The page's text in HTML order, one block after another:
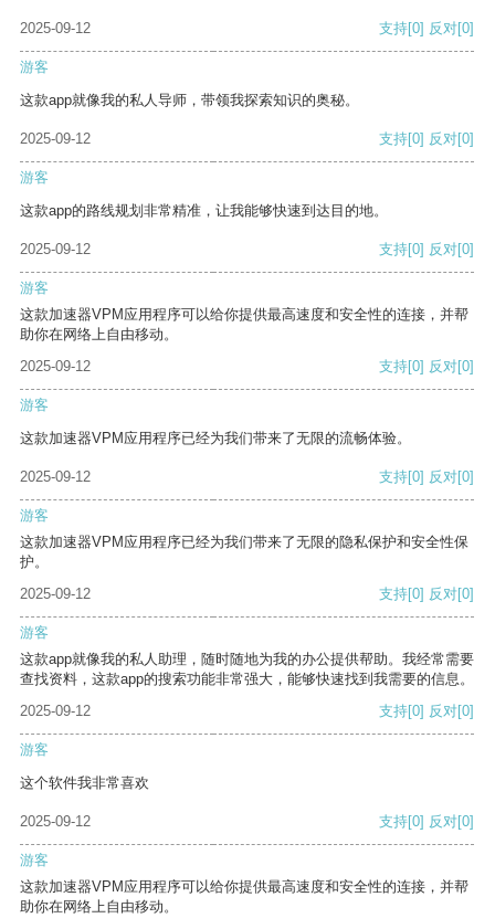
2025-09-12 支持[0] 反对[0]
游客
这款app就像我的私人导师，带领我探索知识的奥秘。
2025-09-12 支持[0] 反对[0]
游客
这款app的路线规划非常精准，让我能够快速到达目的地。
2025-09-12 支持[0] 反对[0]
游客
这款加速器VPM应用程序可以给你提供最高速度和安全性的连接，并帮
助你在网络上自由移动。
2025-09-12
支持[0] 反对[0]
游客
这款加速器VPM应用程序已经为我们带来了无限的流畅体验。
2025-09-12 支持[0] 反对[0]
游客
这款加速器VPM应用程序已经为我们带来了无限的隐私保护和安全性保
护。
2025-09-12
支持[0] 反对[0]
游客
这款app就像我的私人助理，随时随地为我的办公提供帮助。我经常需要
查找资料，这款app的搜索功能非常强大，能够快速找到我需要的信息。
2025-09-12
支持[0] 反对[0]
游客
这个软件我非常喜欢
2025-09-12 支持[0] 反对[0]
游客
这款加速器VPM应用程序可以给你提供最高速度和安全性的连接，并帮
助你在网络上自由移动。